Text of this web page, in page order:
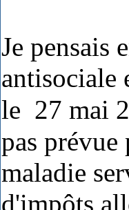
Je pensais
antisociale
le 27 mai
pas
maladie
d'impôts